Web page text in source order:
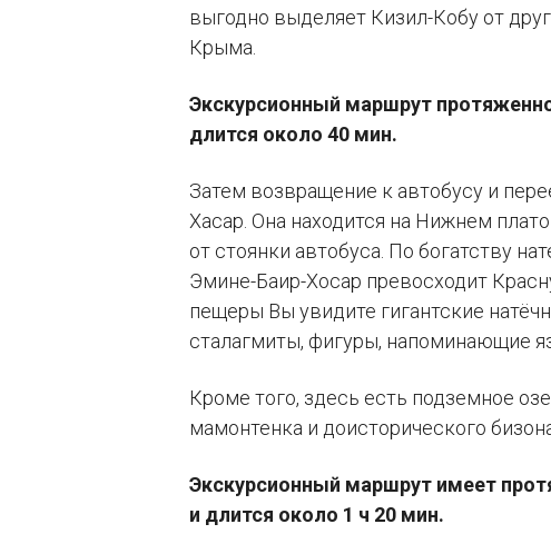
выгодно выделяет Кизил-Кобу от
Крыма.
Экскурсионный маршрут
длится около 40 мин.
Затем возвращение к автобусу и
Хасар. Она находится на Нижнем
от стоянки автобуса. По богатству
Эмине-Баир-Хосар превосходит
пещеры Вы увидите гигантские
сталагмиты, фигуры, напоминающие
Кроме того, здесь есть подземное
мамонтенка и доисторического
Экскурсионный маршрут имеет
и длится около 1 ч 20 мин.